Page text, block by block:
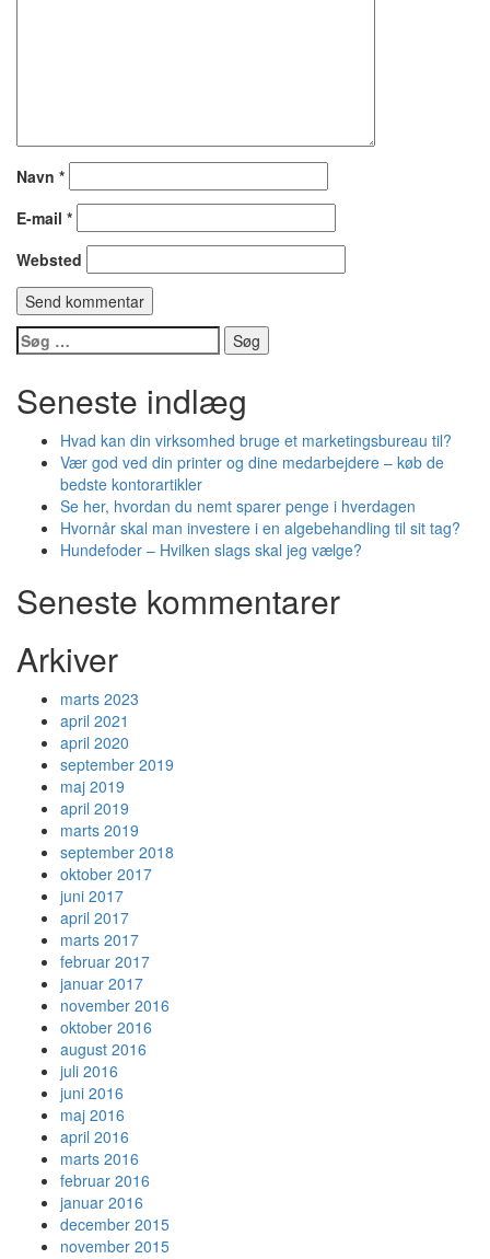
Navn *
E-mail *
Websted
Søg
efter:
Seneste indlæg
Hvad kan din virksomhed bruge et marketingsbureau til?
Vær god ved din printer og dine medarbejdere – køb de
bedste kontorartikler
Se her, hvordan du nemt sparer penge i hverdagen
Hvornår skal man investere i en algebehandling til sit tag?
Hundefoder – Hvilken slags skal jeg vælge?
Seneste kommentarer
Arkiver
marts 2023
april 2021
april 2020
september 2019
maj 2019
april 2019
marts 2019
september 2018
oktober 2017
juni 2017
april 2017
marts 2017
februar 2017
januar 2017
november 2016
oktober 2016
august 2016
juli 2016
juni 2016
maj 2016
april 2016
marts 2016
februar 2016
januar 2016
december 2015
november 2015